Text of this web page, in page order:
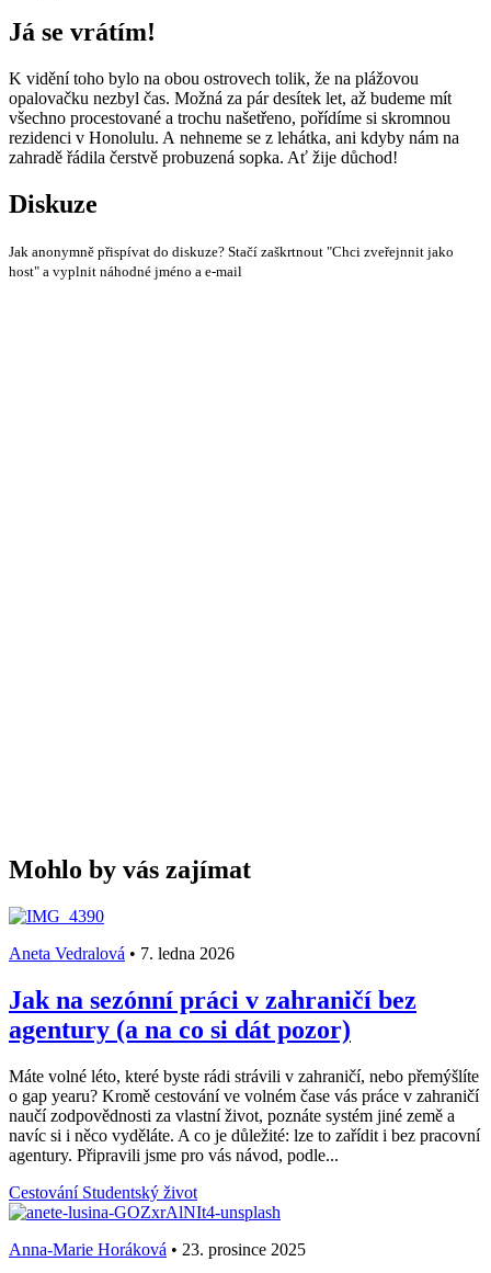
Já se vrátím!
K vidění toho bylo na obou ostrovech tolik, že na plážovou
opalovačku nezbyl čas. Možná za pár desítek let, až budeme mít
všechno procestované a trochu našetřeno, pořídíme si skromnou
rezidenci v Honolulu. A nehneme se z lehátka, ani kdyby nám na
zahradě řádila čerstvě probuzená sopka. Ať žije důchod!
Diskuze
Jak anonymně přispívat do diskuze? Stačí zaškrtnout "Chci zveřejnnit jako
host" a vyplnit náhodné jméno a e-mail
Mohlo by vás zajímat
Aneta Vedralová • 7. ledna 2026
Jak na sezónní práci v zahraničí bez
agentury (a na co si dát pozor)
Máte volné léto, které byste rádi strávili v zahraničí, nebo přemýšlíte
o gap yearu? Kromě cestování ve volném čase vás práce v zahraničí
naučí zodpovědnosti za vlastní život, poznáte systém jiné země a
navíc si i něco vyděláte. A co je důležité: lze to zařídit i bez pracovní
agentury. Připravili jsme pro vás návod, podle...
Cestování Studentský život
Anna-Marie Horáková • 23. prosince 2025